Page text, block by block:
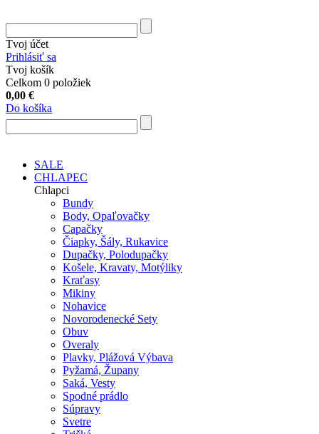
Tvoj účet
Prihlásiť sa
Tvoj košík
Celkom 0 položiek
0,00 €
Do košíka
SALE
CHLAPEC
Chlapci
Bundy
Body, Opaľovačky
Capačky
Čiapky, Šály, Rukavice
Dupačky, Polodupačky
Košele, Kravaty, Motýliky
Kraťasy
Mikiny
Nohavice
Novorodenecké Sety
Obuv
Overaly
Plavky, Plážová Výbava
Pyžamá, Župany
Saká, Vesty
Spodné prádlo
Súpravy
Svetre